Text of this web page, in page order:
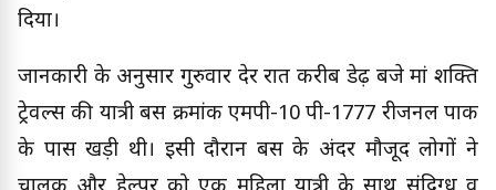
दिया।
जानकारी के अनुसार गुरुवार देर रात करीब डेढ़ बजे मां शक्ति
ट्रेवल्स की यात्री बस क्रमांक एमपी-10 पी-1777 रीजनल पार्क
के पास खड़ी थी। इसी दौरान बस के अंदर मौजूद लोगों ने